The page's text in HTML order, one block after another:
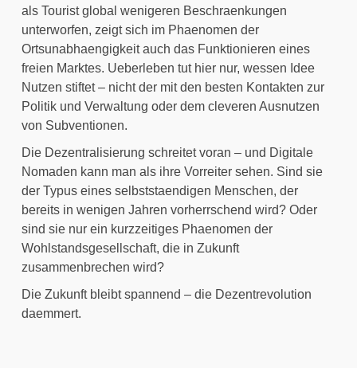
als Tourist global wenigeren Beschraenkungen
unterworfen, zeigt sich im Phaenomen der
Ortsunabhaengigkeit auch das Funktionieren eines
freien Marktes. Ueberleben tut hier nur, wessen Idee
Nutzen stiftet – nicht der mit den besten Kontakten zur
Politik und Verwaltung oder dem cleveren Ausnutzen
von Subventionen.
Die Dezentralisierung schreitet voran – und Digitale
Nomaden kann man als ihre Vorreiter sehen. Sind sie
der Typus eines selbststaendigen Menschen, der
bereits in wenigen Jahren vorherrschend wird? Oder
sind sie nur ein kurzzeitiges Phaenomen der
Wohlstandsgesellschaft, die in Zukunft
zusammenbrechen wird?
Die Zukunft bleibt spannend – die Dezentrevolution
daemmert.